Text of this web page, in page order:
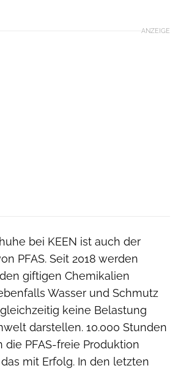
ANZEIGE
bei KEEN ist auch der
PFAS. Seit 2018 werden
giftigen Chemikalien
Wasser und Schmutz
keine Belastung
darstellen. 10.000 Stunden
die PFAS-freie Produktion
mit Erfolg. In den letzten